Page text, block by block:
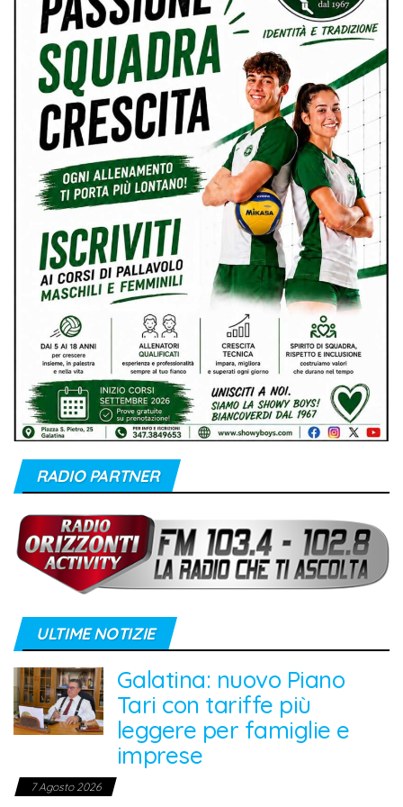
RADIO PARTNER
ULTIME NOTIZIE
Galatina: nuovo Piano
Tari con tariffe più
leggere per famiglie e
imprese
7 Agosto 2026